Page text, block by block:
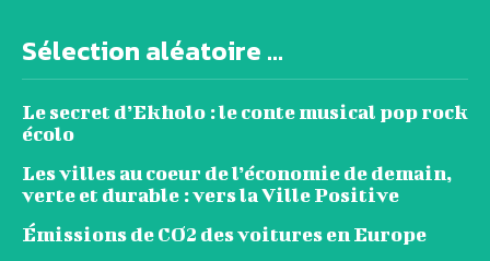
Sélection aléatoire ...
Le secret d’Ekholo : le conte musical pop rock
écolo
Les villes au coeur de l’économie de demain,
verte et durable : vers la Ville Positive
Émissions de CO2 des voitures en Europe